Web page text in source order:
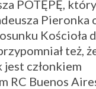
POTĘPĘ,
Pieronka
Kościoła
też,
jest członkiem
RC Buenos